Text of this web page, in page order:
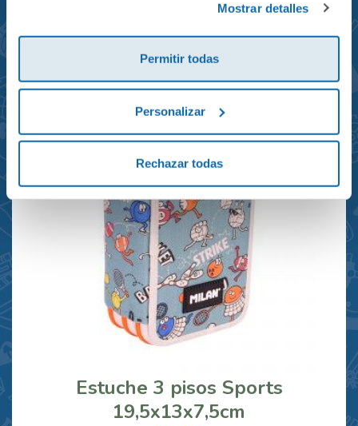
Mostrar detalles
Permitir todas
Personalizar
Rechazar todas
reciclada 21x10x28cm
23,95€
Estuche 3 pisos Sports
19,5x13x7,5cm